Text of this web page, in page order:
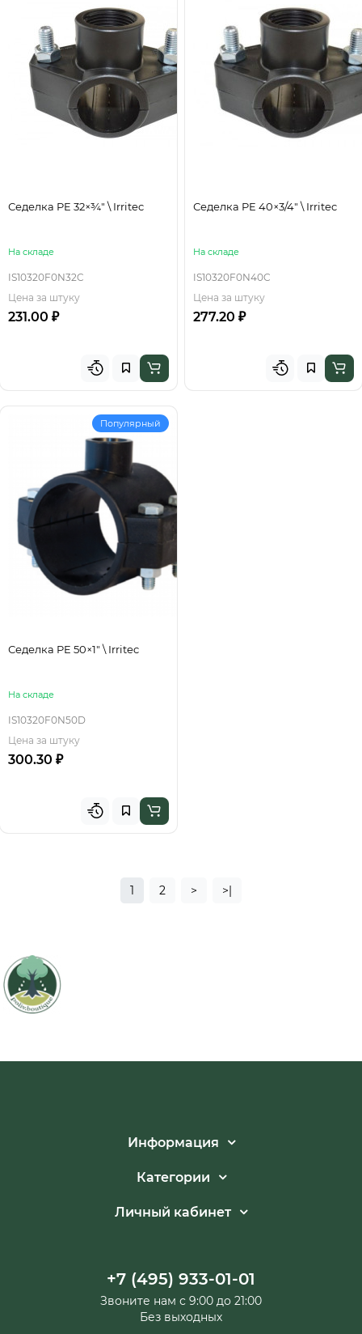
Седелка PE 32×¾" \ Irritec
На складе
IS10320F0N32C
Цена за штуку
231.00 ₽
Седелка PE 40×3/4" \ Irritec
На складе
IS10320F0N40C
Цена за штуку
277.20 ₽
Популярный
Седелка PE 50×1" \ Irritec
На складе
IS10320F0N50D
Цена за штуку
300.30 ₽
1 2 > >|
Информация
Категории
Личный кабинет
+7 (495) 933-01-01
Звоните нам с 9:00 до 21:00
Без выходных